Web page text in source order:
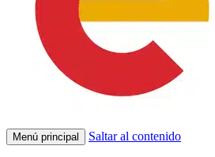
Menú principal Saltar al contenido